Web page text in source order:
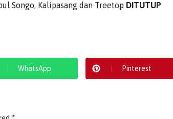
Songo, Kalipasang dan Treetop DITUTUP
WhatsApp Pinterest